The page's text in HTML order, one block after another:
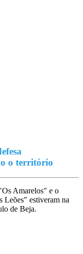
o território
Amarelos" e o
Leões" estiveram na
de Beja.